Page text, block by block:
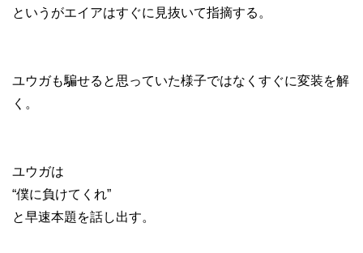
というがエイアはすぐに見抜いて指摘する。
ユウガも騙せると思っていた様子ではなくすぐに変装を解
く。
ユウガは
“僕に負けてくれ”
と早速本題を話し出す。